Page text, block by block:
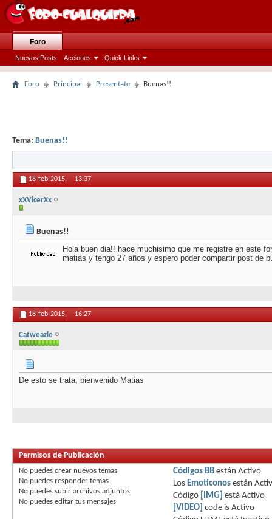
Foro
Nuevos Posts Acciones Quick Links
Foro Principal Presentate Buenas!!
Tema: Buenas!!
18-feb-2015, 13:37
xXVicerXx
Buenas!!
Hola buen dia!! hace muchisimo que me registre en este
matias y tengo 27 años y espero poder compartir post de
18-feb-2015, 16:27
Catweazle
De esto se trata, bienvenido Matias
Permisos de Publicación
No puedes crear nuevos temas
No puedes responder temas
No puedes subir archivos adjuntos
No puedes editar tus mensajes
Códigos BB están Activo
Los Emoticonos están
Código [IMG] está Activo
[VIDEO] code is Activo